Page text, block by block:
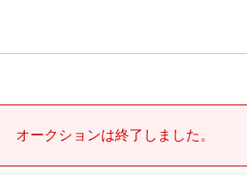
オークションは終了しました。